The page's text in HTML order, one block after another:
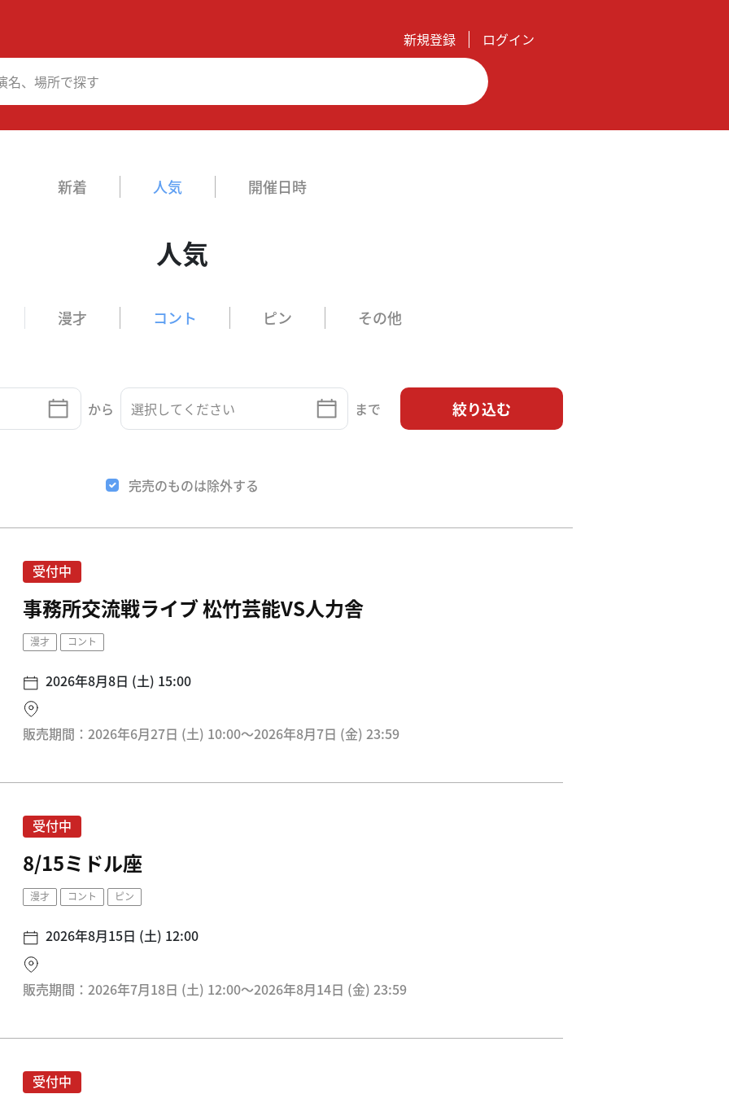
新規登録 ログイン
新着 人気 開催日時
人気
漫才 コント ピン その他
から まで 絞り込む
完売のものは除外する
受付中
事務所交流戦ライブ 松竹芸能VS人力舎
漫才 コント
2026年8月8日 (土) 15:00
販売期間：2026年6月27日 (土) 10:00〜2026年8月7日 (金) 23:59
受付中
8/15ミドル座
漫才 コント ピン
2026年8月15日 (土) 12:00
販売期間：2026年7月18日 (土) 12:00〜2026年8月14日 (金) 23:59
受付中